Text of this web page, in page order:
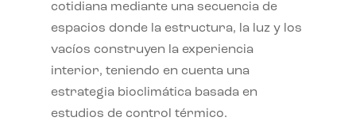
cotidiana mediante una secuencia de
espacios donde la estructura, la luz y los
vacíos construyen la experiencia
interior, teniendo en cuenta una
estrategia bioclimática basada en
estudios de control térmico.